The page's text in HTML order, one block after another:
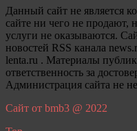
Данный сайт не является
сайте ни чего не продают,
услуги не оказываются.
новостей RSS канала
lenta.ru . Материалы
ответственность за
Администрация сайта не
Сайт от bmb3 @ 2022